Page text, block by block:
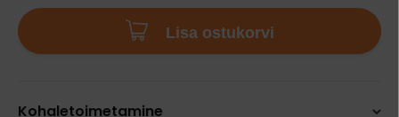
Lisa ostukorvi
Kohaletoimetamine